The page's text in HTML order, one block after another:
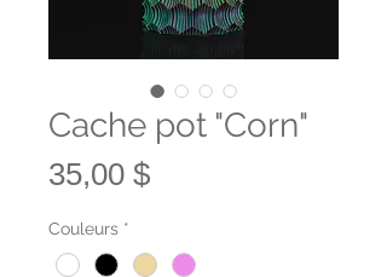
Cache pot "Corn"
35,00 $Prix
Couleurs *